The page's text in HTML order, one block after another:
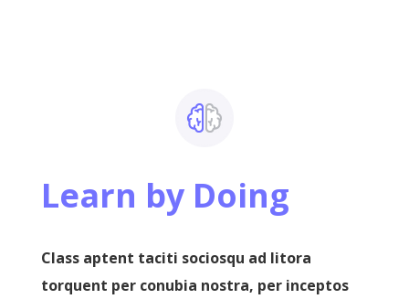
Learn by Doing
Class aptent taciti sociosqu ad litora
torquent per conubia nostra, per inceptos